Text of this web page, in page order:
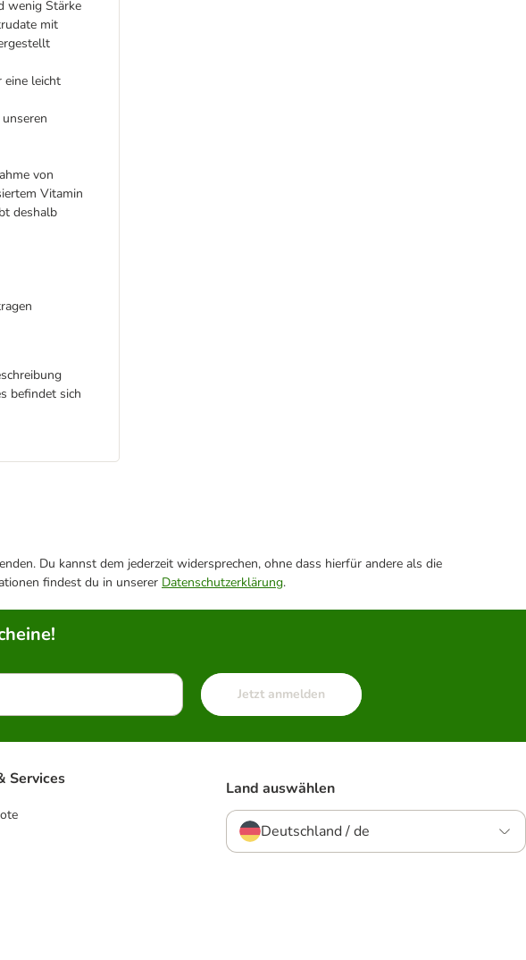
wenig Stärke
mit
eine leicht
von
Vitamin
deshalb
befindet sich
Du kannst dem jederzeit widersprechen, ohne dass hierfür andere als die
findest du in unserer Datenschutzerklärung.
Jetzt anmelden
Services Land auswählen
Deutschland / de